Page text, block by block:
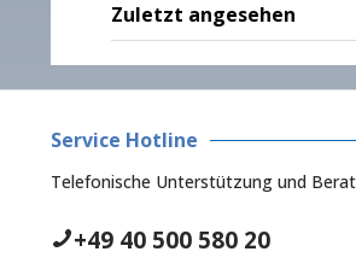
Zuletzt angesehen
Service Hotline
Telefonische Unterstützung und
+49 40 500 580 20